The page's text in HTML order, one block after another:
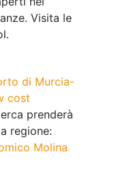
Visita le
di Murcia-
cost
prenderà
regione:
Molina